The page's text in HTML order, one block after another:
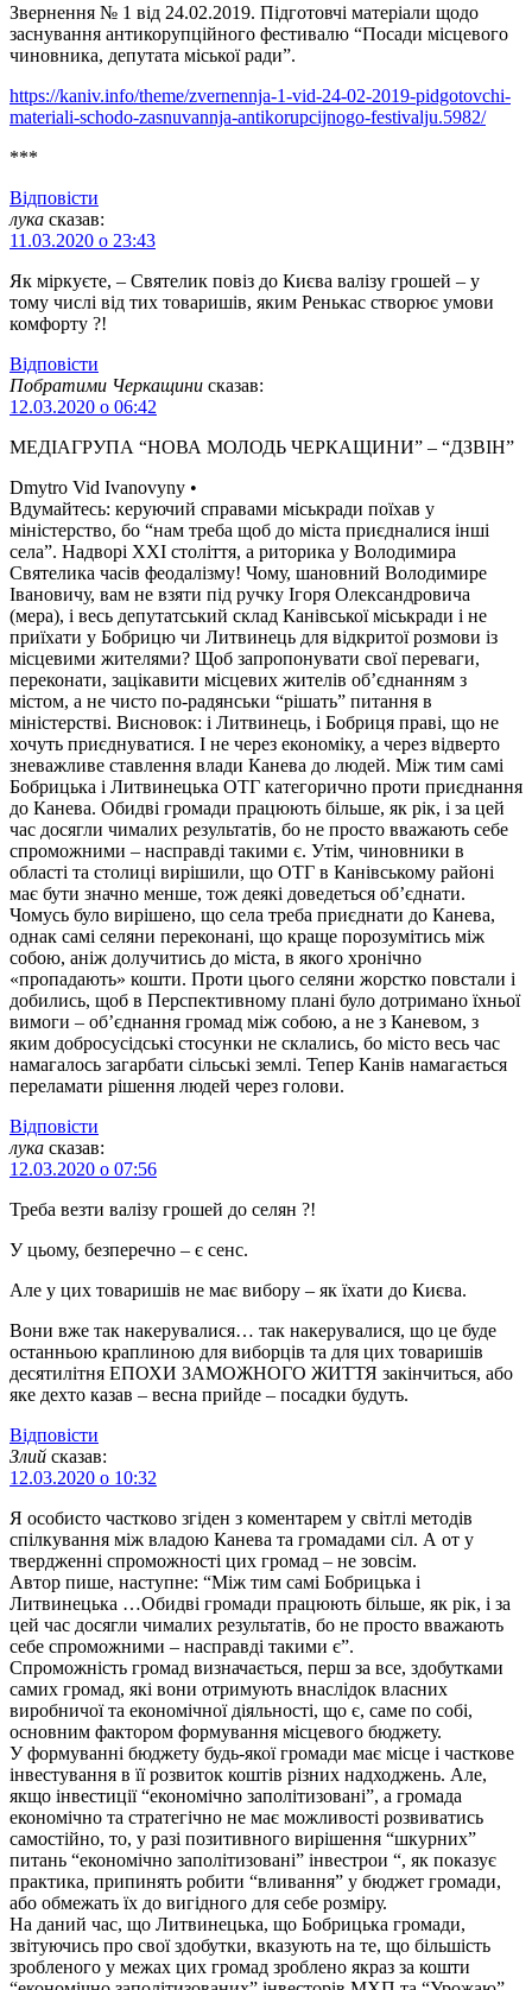
Звернення № 1 від 24.02.2019. Підготовчі матеріали щодо
заснування антикорупційного фестивалю “Посади місцевого
чиновника, депутата міської ради”.
https://kaniv.info/theme/zvernennja-1-vid-24-02-2019-pidgotovchi-
materiali-schodo-zasnuvannja-antikorupcijnogo-festivalju.5982/
***
Відповіcти
лука сказав:
11.03.2020 о 23:43
Як міркуєте, – Святелик повіз до Києва валізу грошей – у
тому числі від тих товаришів, яким Ренькас створює умови
комфорту ?!
Відповіcти
Побратими Черкащини сказав:
12.03.2020 о 06:42
МЕДІАГРУПА “НОВА МОЛОДЬ ЧЕРКАЩИНИ” – “ДЗВІН”
Dmytro Vid Ivanovyny •
Вдумайтесь: керуючий справами міськради поїхав у
міністерство, бо “нам треба щоб до міста приєдналися інші
села”. Надворі ХХІ століття, а риторика у Володимира
Святелика часів феодалізму! Чому, шановний Володимире
Івановичу, вам не взяти під ручку Ігоря Олександровича
(мера), і весь депутатський склад Канівської міськради і не
приїхати у Бобрицю чи Литвинець для відкритої розмови із
місцевими жителями? Щоб запропонувати свої переваги,
переконати, зацікавити місцевих жителів об’єднанням з
містом, а не чисто по-радянськи “рішать” питання в
міністерстві. Висновок: і Литвинець, і Бобриця праві, що не
хочуть приєднуватися. І не через економіку, а через відверто
зневажливе ставлення влади Канева до людей. Між тим самі
Бобрицька і Литвинецька ОТГ категорично проти приєднання
до Канева. Обидві громади працюють більше, як рік, і за цей
час досягли чималих результатів, бо не просто вважають себе
спроможними – насправді такими є. Утім, чиновники в
області та столиці вирішили, що ОТГ в Канівському районі
має бути значно менше, тож деякі доведеться об’єднати.
Чомусь було вирішено, що села треба приєднати до Канева,
однак самі селяни переконані, що краще порозумітись між
собою, аніж долучитись до міста, в якого хронічно
«пропадають» кошти. Проти цього селяни жорстко повстали і
добились, щоб в Перспективному плані було дотримано їхньої
вимоги – об’єднання громад між собою, а не з Каневом, з
яким добросусідські стосунки не склались, бо місто весь час
намагалось загарбати сільські землі. Тепер Канів намагається
переламати рішення людей через голови.
Відповіcти
лука сказав:
12.03.2020 о 07:56
Треба везти валізу грошей до селян ?!
У цьому, безперечно – є сенс.
Але у цих товаришів не має вибору – як їхати до Києва.
Вони вже так накерувалися… так накерувалися, що це буде
останньою краплиною для виборців та для цих товаришів
десятилітня ЕПОХИ ЗАМОЖНОГО ЖИТТЯ закінчиться, або
яке дехто казав – весна прийде – посадки будуть.
Відповіcти
Злий сказав:
12.03.2020 о 10:32
Я особисто частково згіден з коментарем у світлі методів
спілкування між владою Канева та громадами сіл. А от у
твердженні спроможності цих громад – не зовсім.
Автор пише, наступне: “Між тим самі Бобрицька і
Литвинецька …Обидві громади працюють більше, як рік, і за
цей час досягли чималих результатів, бо не просто вважають
себе спроможними – насправді такими є”.
Спроможність громад визначається, перш за все, здобутками
самих громад, які вони отримують внаслідок власних
виробничої та економічної діяльності, що є, саме по собі,
основним фактором формування місцевого бюджету.
У формуванні бюджету будь-якої громади має місце і часткове
інвестування в її розвиток коштів різних надходжень. Але,
якщо інвестиції “економічно заполітизовані”, а громада
економічно та стратегічно не має можливості розвиватись
самостійно, то, у разі позитивного вирішення “шкурних”
питань “економічно заполітизовані” інвестрои “, як показує
практика, припинять робити “вливання” у бюджет громади,
або обмежать їх до вигідного для себе розміру.
На даний час, що Литвинецька, що Бобрицька громади,
звітуючись про свої здобутки, вказують на те, що більшість
зробленого у межах цих громад зроблено якраз за кошти